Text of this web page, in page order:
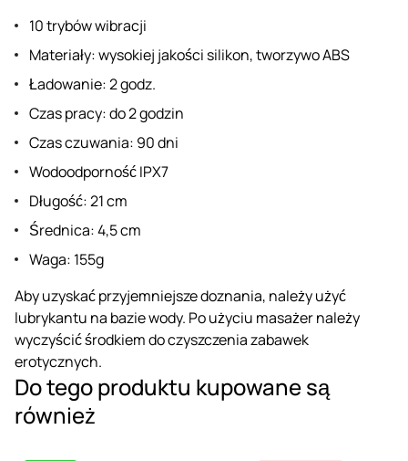
10 trybów wibracji
Materiały: wysokiej jakości silikon, tworzywo ABS
Ładowanie: 2 godz.
Czas pracy: do 2 godzin
Czas czuwania: 90 dni
Wodoodporność IPX7
Długość: 21 cm
Średnica: 4,5 cm
Waga: 155g
Aby uzyskać przyjemniejsze doznania, należy użyć
lubrykantu na bazie wody. Po użyciu masażer należy
wyczyścić środkiem do czyszczenia zabawek
erotycznych.
Do tego produktu kupowane są
również